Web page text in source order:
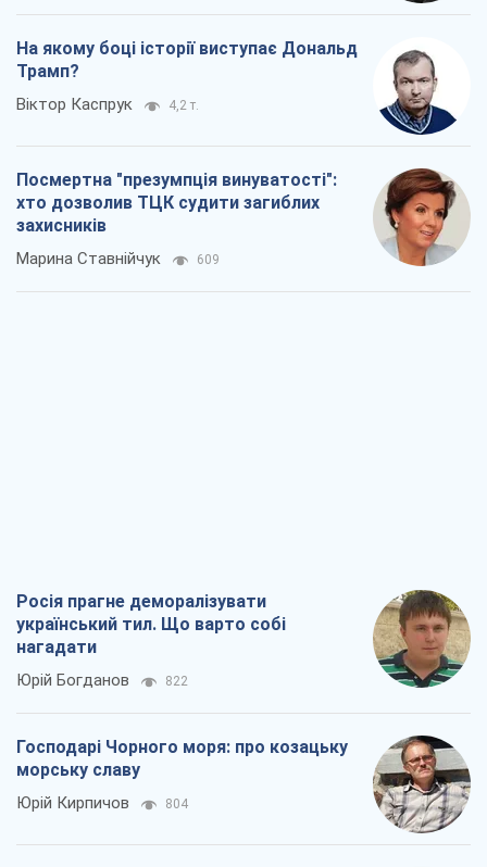
На якому боці історії виступає Дональд
Трамп?
Віктор Каспрук 4,2 т.
Посмертна "презумпція винуватості":
хто дозволив ТЦК судити загиблих
захисників
Марина Ставнійчук 609
Росія прагне деморалізувати
український тил. Що варто собі
нагадати
Юрій Богданов 822
Господарі Чорного моря: про козацьку
морську славу
Юрій Кирпичов 804